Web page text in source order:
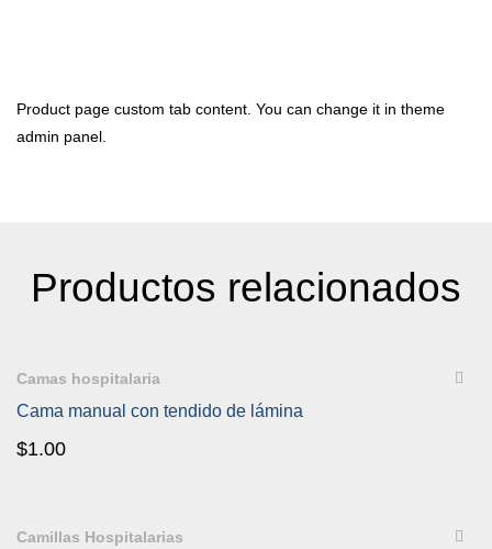
Product page custom tab content. You can change it in theme
admin panel.
Productos relacionados
Camas hospitalaria
Cama manual con tendido de lámina
$1.00
Camillas Hospitalarias